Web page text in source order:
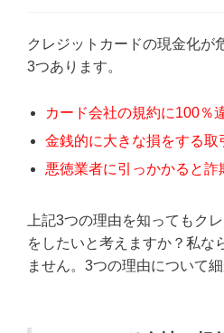
クレジットカードの現金化が
3つあります。
カード会社の規約に100％
金銭的に大きな損をする取
悪徳業者に引っかかると詐
上記3つの理由を知ってもク
をしたいと考えますか？私な
ません。3つの理由について